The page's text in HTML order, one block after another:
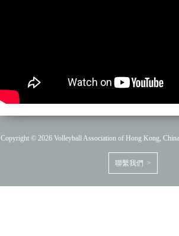
Copyright © 2026 Volleyball Association of Hong Kong,
聯繫我們 >